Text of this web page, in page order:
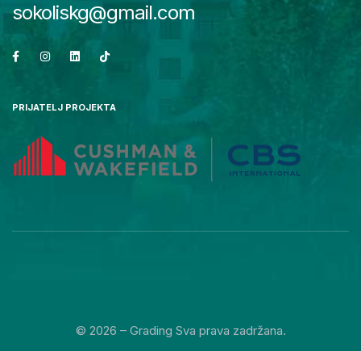
sokoliskg@gmail.com
PRIJATELJ PROJEKTA
© 2026 – Grading Sva prava zadržana.